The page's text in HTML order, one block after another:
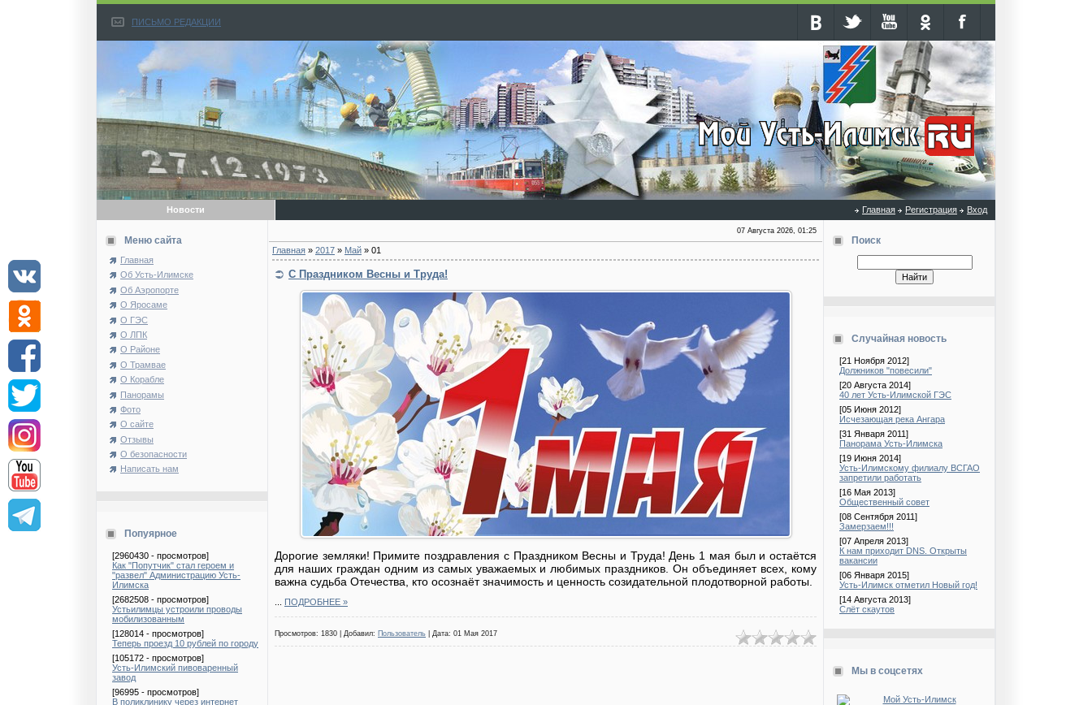
ПИСЬМО РЕДАКЦИИ
Новости Главная Регистрация Вход
Меню сайта
Главная
Об Усть-Илимске
Об Аэропорте
О Яросаме
О ГЭС
О ЛПК
О Районе
О Трамвае
О Корабле
Панорамы
Фото
О сайте
Отзывы
О безопасности
Написать нам
Попуярное
[2960430 - просмотров]
Как "Попутчик" стал героем и
"развел" Администрацию Усть-
Илимска
[2682508 - просмотров]
Устьилимцы устроили проводы
мобилизованным
[128014 - просмотров]
Теперь проезд 10 рублей по городу
[105172 - просмотров]
Усть-Илимский пивоваренный
завод
[96995 - просмотров]
В поликлинику через интернет
07 Августа 2026, 01:25
Главная » 2017 » Май » 01
С Праздником Весны и Труда!
Дорогие земляки! Примите поздравления с Праздником Весны и Труда! День 1 мая был и остаётся
для наших граждан одним из самых уважаемых и любимых праздников. Он объединяет всех, кому
важна судьба Отечества, кто осознаёт значимость и ценность созидательной плодотворной работы.
ПОДРОБНЕЕ »
Просмотров: 1830 | Добавил: Пользователь | Дата: 01 Мая 2017
Поиск
Случайная новость
[21 Ноября 2012]
Должников "повесили"
[20 Августа 2014]
40 лет Усть-Илимской ГЭС
[05 Июня 2012]
Исчезающая река Ангара
[31 Января 2011]
Панорама Усть-Илимска
[19 Июня 2014]
Усть-Илимскому филиалу ВСГАО
запретили работать
[16 Мая 2013]
Общественный совет
[08 Сентября 2011]
Замерзаем!!!
[07 Апреля 2013]
К нам приходит DNS. Открыты
вакансии
[06 Января 2015]
Усть-Илимск отметил Новый год!
[14 Августа 2013]
Слёт скаутов
Мы в соцсетях